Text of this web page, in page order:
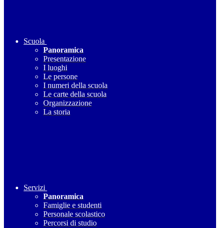
Scuola
Panoramica
Presentazione
I luoghi
Le persone
I numeri della scuola
Le carte della scuola
Organizzazione
La storia
Servizi
Panoramica
Famiglie e studenti
Personale scolastico
Percorsi di studio